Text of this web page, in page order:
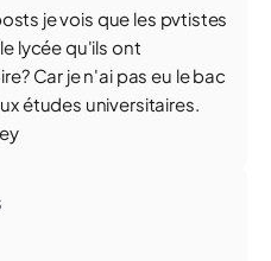
je vois que les pvtistes
lycée qu'ils ont
Car je n'ai pas eu le bac
études universitaires.